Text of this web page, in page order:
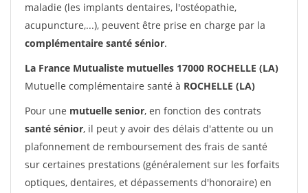
maladie (les implants dentaires, l'ostéopathie,
acupuncture,...), peuvent être prise en charge par la
complémentaire santé sénior.
La France Mutualiste mutuelles 17000 ROCHELLE (LA)
Mutuelle complémentaire santé à ROCHELLE (LA)
Pour une mutuelle senior, en fonction des contrats
santé sénior, il peut y avoir des délais d'attente ou un
plafonnement de remboursement des frais de santé
sur certaines prestations (généralement sur les forfaits
optiques, dentaires, et dépassements d'honoraire) en